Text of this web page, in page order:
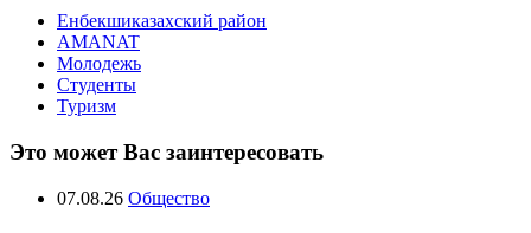
Енбекшиказахский район
AMANAT
Молодежь
Студенты
Туризм
Это может Вас заинтересовать
07.08.26 Общество